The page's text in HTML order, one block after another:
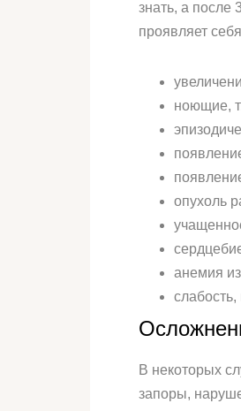
знать, а после
проявляет
ноющие,
опухоль
анемия
В некоторых
запоры,